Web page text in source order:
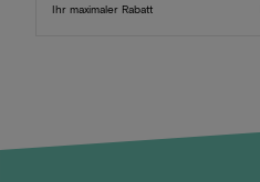
Ihr maximaler Rabatt